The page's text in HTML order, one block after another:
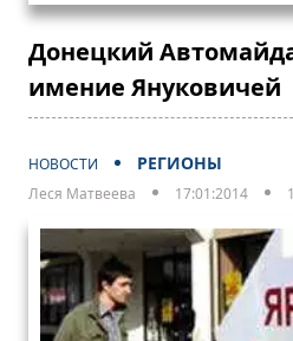
Донецкий
имение Януковичей
НОВОСТИ РЕГИОНЫ
Леся Матвеева 17:01:2014